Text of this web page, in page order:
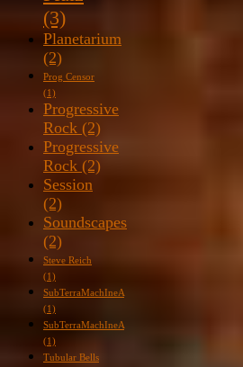
(3)
Planetarium
(2)
Prog Censor
(1)
Progressive
Rock (2)
Progressive
Rock (2)
Session
(2)
Soundscapes
(2)
Steve Reich
(1)
SubTerraMachIneA
(1)
SubTerraMachIneA
(1)
Tubular Bells